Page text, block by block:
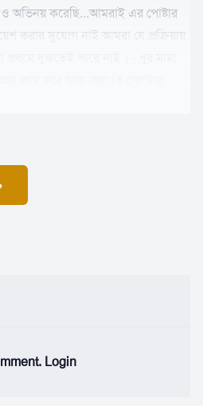
ও অভিনয় করেছি...আমরাই এর পোষ্টার
করার সুযোগ নাই আমরা যে প্রক্রিয়ায়
Login